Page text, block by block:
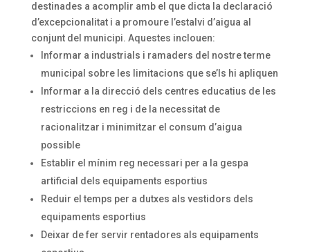
destinades a acomplir amb el que dicta la declaració
d’excepcionalitat i a promoure l’estalvi d’aigua al
conjunt del municipi. Aquestes inclouen:
Informar a industrials i ramaders del nostre terme
municipal sobre les limitacions que se’ls hi apliquen
Informar a la direcció dels centres educatius de les
restriccions en reg i de la necessitat de
racionalitzar i minimitzar el consum d’aigua
possible
Establir el mínim reg necessari per a la gespa
artificial dels equipaments esportius
Reduir el temps per a dutxes als vestidors dels
equipaments esportius
Deixar de fer servir rentadores als equipaments